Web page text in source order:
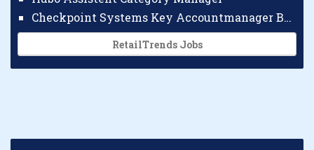
Checkpoint Systems Key Accountmanager Benelux
RetailTrends Jobs